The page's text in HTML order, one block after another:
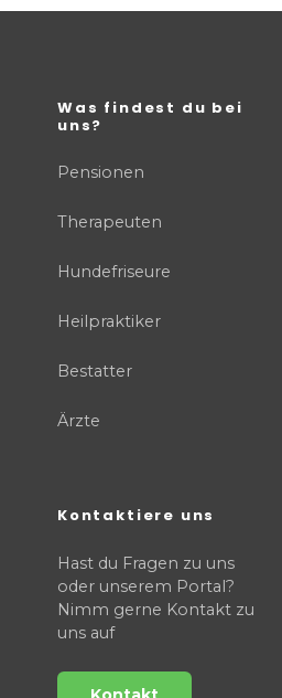
Was findest du bei
uns?
Pensionen
Therapeuten
Hundefriseure
Heilpraktiker
Bestatter
Ärzte
Kontaktiere uns
Hast du Fragen zu uns
oder unserem Portal?
Nimm gerne Kontakt zu
uns auf